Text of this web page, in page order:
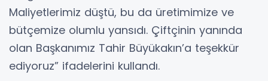
Maliyetlerimiz düştü, bu da üretimimize ve
bütçemize olumlu yansıdı. Çiftçinin yanında
olan Başkanımız Tahir Büyükakın’a teşekkür
ediyoruz” ifadelerini kullandı.